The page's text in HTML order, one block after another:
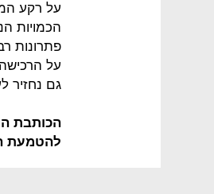
על רקע
הכמויות
פתרונות
על
גם נחזיר
הכותבת
להטמעת